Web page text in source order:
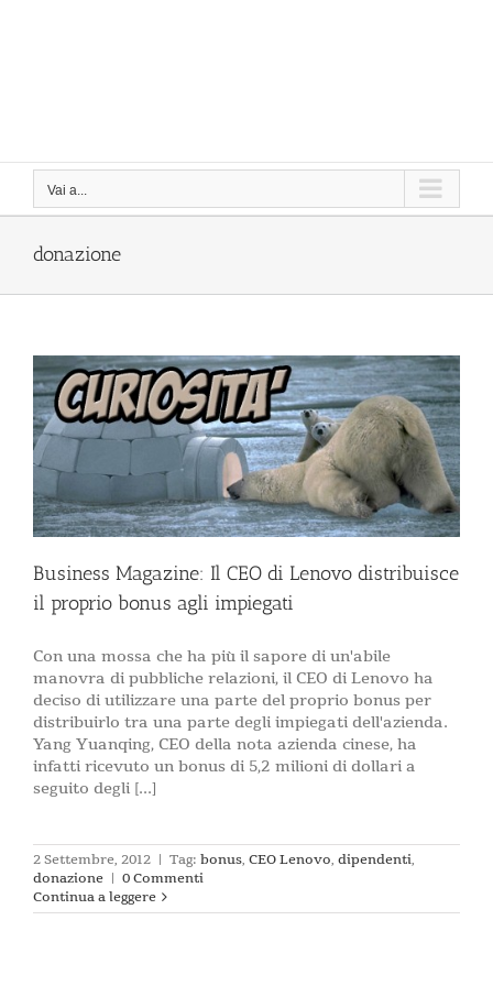
Vai a...
donazione
Business Magazine: Il CEO di Lenovo distribuisce
il proprio bonus agli impiegati
Con una mossa che ha più il sapore di un'abile
manovra di pubbliche relazioni, il CEO di Lenovo ha
deciso di utilizzare una parte del proprio bonus per
distribuirlo tra una parte degli impiegati dell'azienda.
Yang Yuanqing, CEO della nota azienda cinese, ha
infatti ricevuto un bonus di 5,2 milioni di dollari a
seguito degli [...]
2 Settembre, 2012 | Tag: bonus, CEO Lenovo, dipendenti,
donazione | 0 Commenti
Continua a leggere